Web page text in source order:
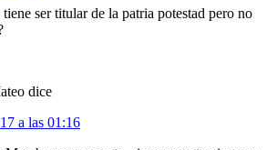
ser titular de la patria potestad pero no
dice
a las 01:16